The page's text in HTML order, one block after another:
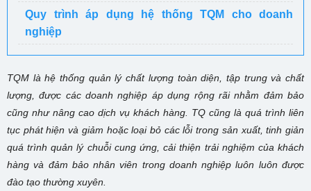
Quy trình áp dụng hệ thống TQM cho doanh
nghiệp
TQM là hệ thống quản lý chất lượng toàn diện, tập trung và chất
lượng, được các doanh nghiệp áp dụng rộng rãi nhằm đảm bảo
cũng như nâng cao dịch vụ khách hàng. TQ cũng là quá trình liên
tục phát hiện và giảm hoặc loại bỏ các lỗi trong sản xuất, tinh giản
quá trình quản lý chuỗi cung ứng, cải thiện trải nghiệm của khách
hàng và đảm bảo nhân viên trong doanh nghiệp luôn luôn được
đào tạo thường xuyên.